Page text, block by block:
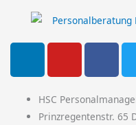
L
n
k
e
Y
u
t
u
F
c
e
b
HSC
Prinzregentenstr. 65